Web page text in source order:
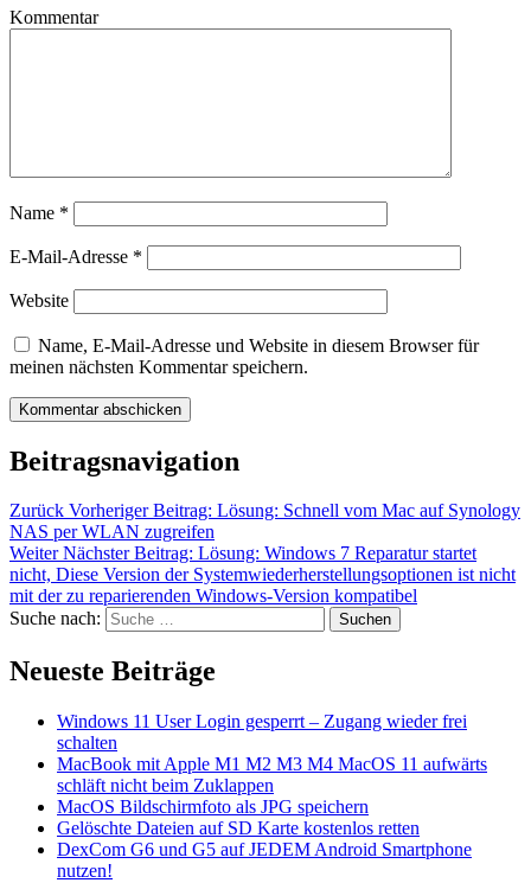
Kommentar
Name *
E-Mail-Adresse *
Website
Name, E-Mail-Adresse und Website in diesem Browser für
meinen nächsten Kommentar speichern.
Beitragsnavigation
Zurück Vorheriger Beitrag: Lösung: Schnell vom Mac auf Synology
NAS per WLAN zugreifen
Weiter Nächster Beitrag: Lösung: Windows 7 Reparatur startet
nicht, Diese Version der Systemwiederherstellungsoptionen ist nicht
mit der zu reparierenden Windows-Version kompatibel
Suche nach:
Suchen
Neueste Beiträge
Windows 11 User Login gesperrt – Zugang wieder frei
schalten
MacBook mit Apple M1 M2 M3 M4 MacOS 11 aufwärts
schläft nicht beim Zuklappen
MacOS Bildschirmfoto als JPG speichern
Gelöschte Dateien auf SD Karte kostenlos retten
DexCom G6 und G5 auf JEDEM Android Smartphone
nutzen!